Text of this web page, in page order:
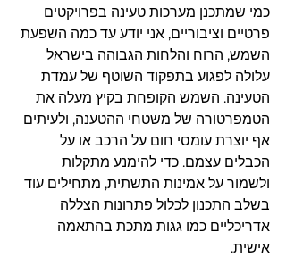
כמי שמתכנן מערכות טעינה בפרויקטים
פרטיים וציבוריים, אני יודע עד כמה השפעת
השמש, הרוח והלחות הגבוהה בישראל
עלולה לפגוע בתפקוד השוטף של עמדת
הטעינה. השמש הקופחת בקיץ מעלה את
הטמפרטורה של משטחי ההטענה, ולעיתים
אף יוצרת עומסי חום על הרכב או על
הכבלים עצמם. כדי להימנע מתקלות
ולשמור על אמינות התשתית, מתחילים עוד
בשלב התכנון לכלול פתרונות הצללה
אדריכליים כמו גגות מתכת בהתאמה
אישית.